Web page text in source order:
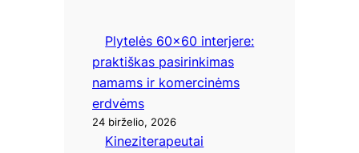
Plytelės 60×60 interjere:
praktiškas pasirinkimas
namams ir komercinėms
erdvėms
24 birželio, 2026
Kineziterapeutai